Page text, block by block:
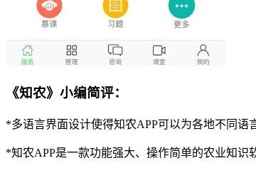
《知农》小编简评：
*多语言界面设计使得知农APP可以为各地不同语
*知农APP是一款功能强大、操作简单的农业知识